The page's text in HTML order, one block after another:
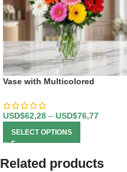
Vase with Multicolored
USD$62,28 – USD$76,77
SELECT OPTIONS
Related products